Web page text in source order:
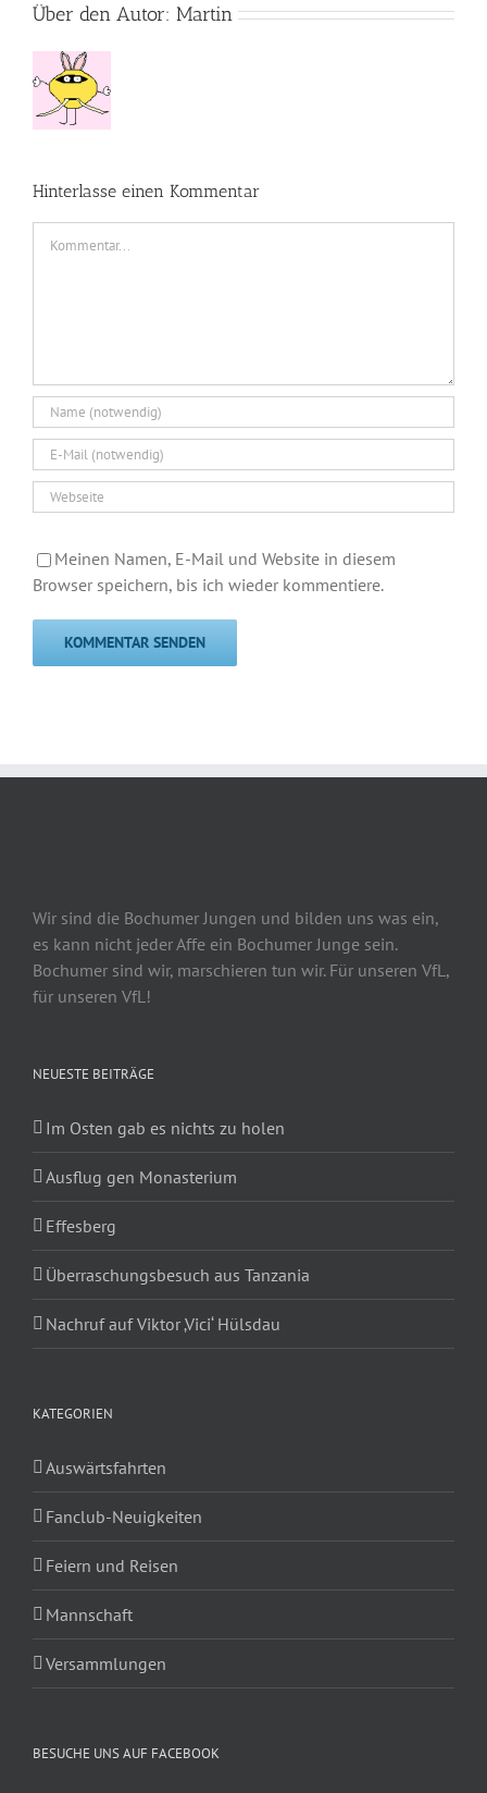
Über den Autor: Martin
Hinterlasse einen Kommentar
Meinen Namen, E-Mail und Website in diesem
Browser speichern, bis ich wieder kommentiere.
Wir sind die Bochumer Jungen und bilden uns was ein,
es kann nicht jeder Affe ein Bochumer Junge sein.
Bochumer sind wir, marschieren tun wir. Für unseren VfL,
für unseren VfL!
NEUESTE BEITRÄGE
Im Osten gab es nichts zu holen
Ausflug gen Monasterium
Effesberg
Überraschungsbesuch aus Tanzania
Nachruf auf Viktor ‚Vici‘ Hülsdau
KATEGORIEN
Auswärtsfahrten
Fanclub-Neuigkeiten
Feiern und Reisen
Mannschaft
Versammlungen
BESUCHE UNS AUF FACEBOOK